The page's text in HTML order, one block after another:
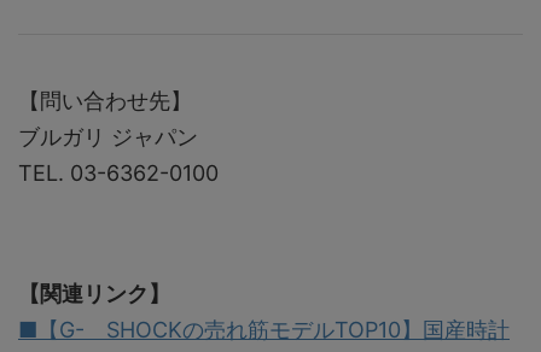
【問い合わせ先】
ブルガリ ジャパン
TEL. 03-6362-0100
【関連リンク】
■【G- SHOCKの売れ筋モデルTOP10】国産時計